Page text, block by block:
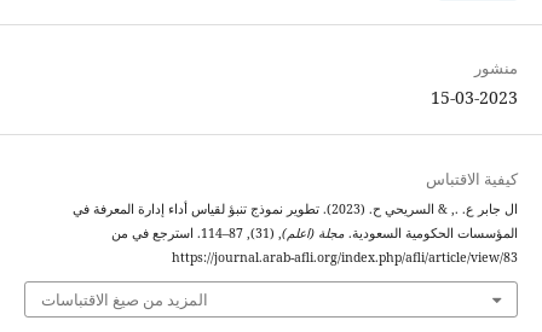
منشور
15-03-2023
كيفية الاقتباس
ال جابر ع. ., & السريحي ح. (2023). تطوير نموذج تنبؤ لقياس أداء إدارة المعرفة في
المؤسسات الحكومية السعودية. مجلة (اعلم)
, (31), 87–114. استرجع في من
https://journal.arab-afli.org/index.php/afli/article/view/83
المزيد من صيغ الاقتباسات